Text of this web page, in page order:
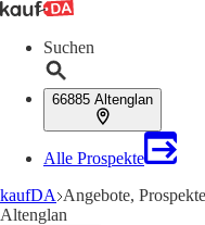
Suchen
66885 Altenglan
Alle Prospekte
kaufDA Angebote,
Altenglan